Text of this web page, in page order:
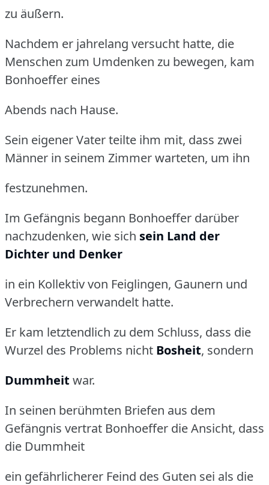
zu äußern.
Nachdem er jahrelang versucht hatte, die
Menschen zum Umdenken zu bewegen, kam
Bonhoeffer eines
Abends nach Hause.
Sein eigener Vater teilte ihm mit, dass zwei
Männer in seinem Zimmer warteten, um ihn
festzunehmen.
Im Gefängnis begann Bonhoeffer darüber
nachzudenken, wie sich sein Land der
Dichter und Denker
in ein Kollektiv von Feiglingen, Gaunern und
Verbrechern verwandelt hatte.
Er kam letztendlich zu dem Schluss, dass die
Wurzel des Problems nicht Bosheit, sondern
Dummheit war.
In seinen berühmten Briefen aus dem
Gefängnis vertrat Bonhoeffer die Ansicht, dass
die Dummheit
ein gefährlicherer Feind des Guten sei als die